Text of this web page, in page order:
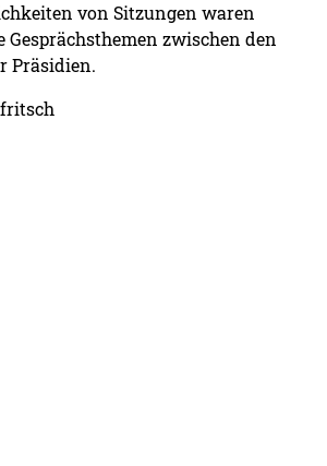
von Sitzungen waren
zwischen den
Präsidien.